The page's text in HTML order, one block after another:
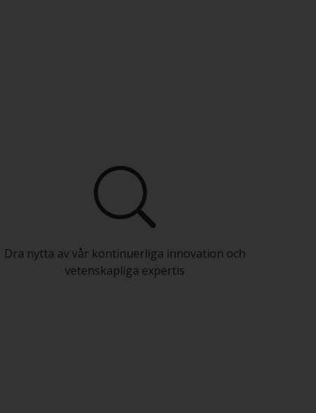
Dra nytta av vår kontinuerliga innovation och
vetenskapliga expertis